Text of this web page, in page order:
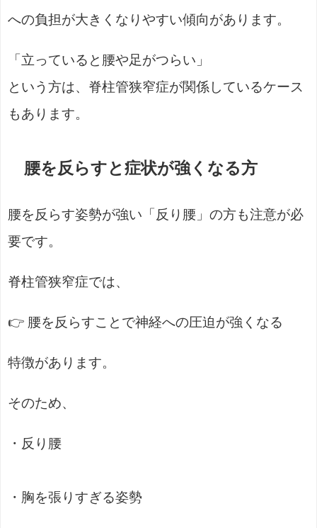
への負担が大きくなりやすい傾向があります。
「立っていると腰や足がつらい」
という方は、脊柱管狭窄症が関係しているケース
もあります。
腰を反らすと症状が強くなる方
腰を反らす姿勢が強い「反り腰」の方も注意が必
要です。
脊柱管狭窄症では、
👉 腰を反らすことで神経への圧迫が強くなる
特徴があります。
そのため、
・反り腰
・胸を張りすぎる姿勢